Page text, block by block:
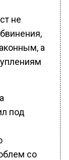
не
а
под
со